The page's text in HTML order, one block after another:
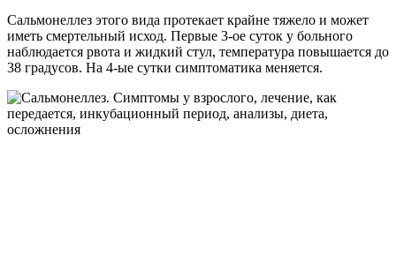
Сальмонеллез этого вида протекает крайне тяжело и может
иметь смертельный исход. Первые 3-ое суток у больного
наблюдается рвота и жидкий стул, температура повышается до
38 градусов. На 4-ые сутки симптоматика меняется.